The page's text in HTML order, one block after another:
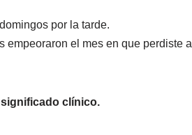
por la tarde.
empeoraron el mes en que perdiste a
clínico.